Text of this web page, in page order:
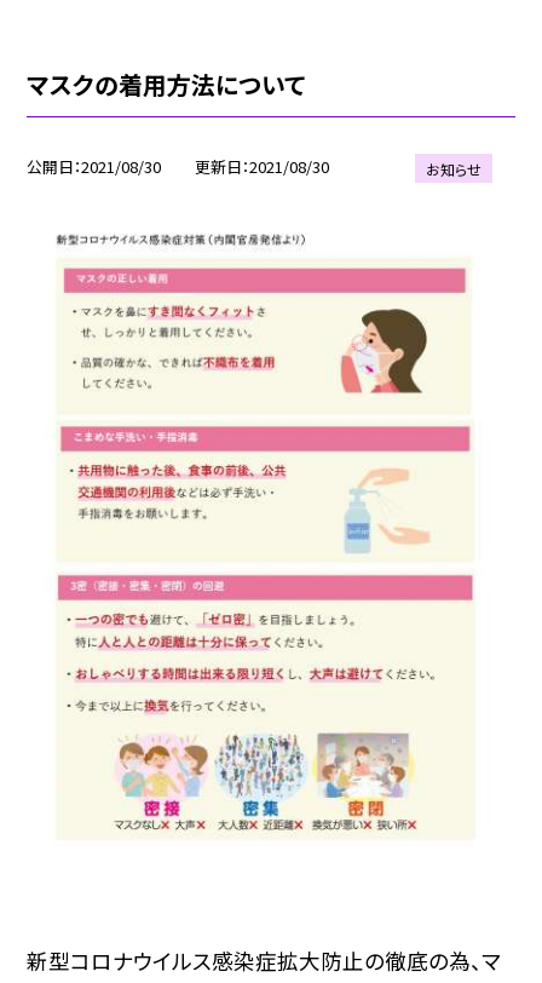
マスクの着用方法について
公開日 2021/08/30 更新日 2021/08/30 お知らせ
新型コロナウイルス感染症拡大防止の徹底の為、マ